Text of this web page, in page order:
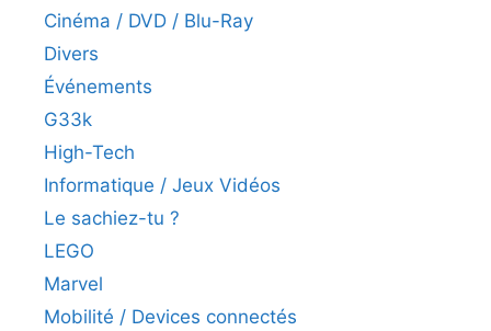
Cinéma / DVD / Blu-Ray
Divers
Événements
G33k
High-Tech
Informatique / Jeux Vidéos
Le sachiez-tu ?
LEGO
Marvel
Mobilité / Devices connectés